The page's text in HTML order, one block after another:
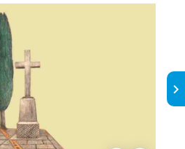
keyboard_arrow_right